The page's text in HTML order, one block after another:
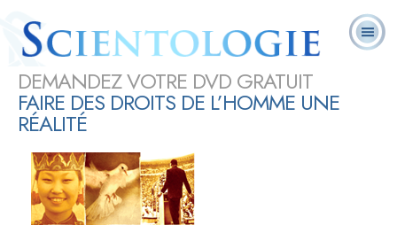
PARTAGER
L. Ron Hubbard
Scientologie ?aujourd’hui
questions
Cours en
ligne
DEMANDEZ VOTRE DVD GRATUIT
FAIRE DES DROITS DE L’HOMME UNE
RÉALITÉ